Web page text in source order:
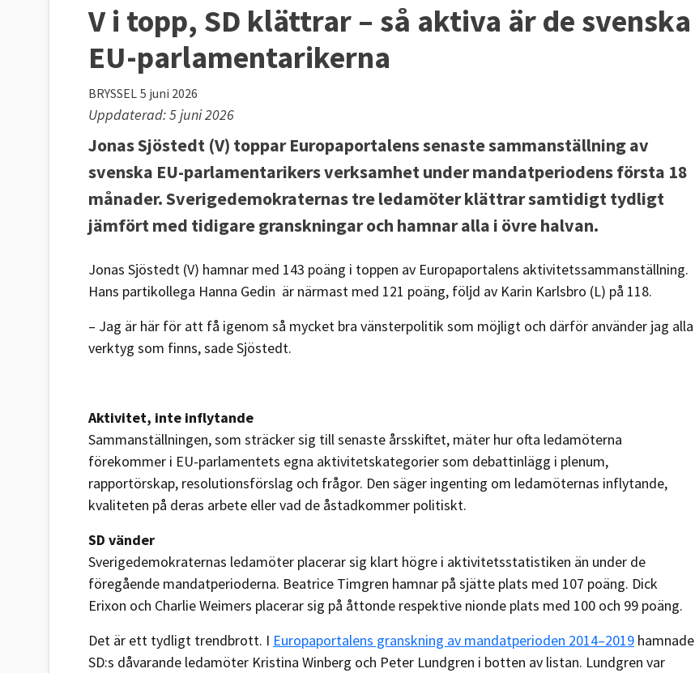
V i topp, SD klättrar – så aktiva är de svenska
EU-parlamentarikerna
BRYSSEL 5 juni 2026
Uppdaterad: 5 juni 2026
Jonas Sjöstedt (V) toppar Europaportalens senaste sammanställning av
svenska EU-parlamentarikers verksamhet under mandatperiodens första 18
månader. Sverigedemokraternas tre ledamöter klättrar samtidigt tydligt
jämfört med tidigare granskningar och hamnar alla i övre halvan.
Jonas Sjöstedt (V) hamnar med 143 poäng i toppen av Europaportalens aktivitetssammanställning.
Hans partikollega Hanna Gedin är närmast med 121 poäng, följd av Karin Karlsbro (L) på 118.
– Jag är här för att få igenom så mycket bra vänsterpolitik som möjligt och därför använder jag alla
verktyg som finns, sade Sjöstedt.
Aktivitet, inte inflytande
Sammanställningen, som sträcker sig till senaste årsskiftet, mäter hur ofta ledamöterna
förekommer i EU-parlamentets egna aktivitetskategorier som debattinlägg i plenum,
rapportörskap, resolutionsförslag och frågor. Den säger ingenting om ledamöternas inflytande,
kvaliteten på deras arbete eller vad de åstadkommer politiskt.
SD vänder
Sverigedemokraternas ledamöter placerar sig klart högre i aktivitetsstatistiken än under de
föregående mandatperioderna. Beatrice Timgren hamnar på sjätte plats med 107 poäng. Dick
Erixon och Charlie Weimers placerar sig på åttonde respektive nionde plats med 100 och 99 poäng.
Det är ett tydligt trendbrott. I Europaportalens granskning av mandatperioden 2014–2019 hamnade
SD:s dåvarande ledamöter Kristina Winberg och Peter Lundgren i botten av listan. Lundgren var